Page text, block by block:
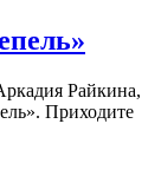
Райкина,
Приходите